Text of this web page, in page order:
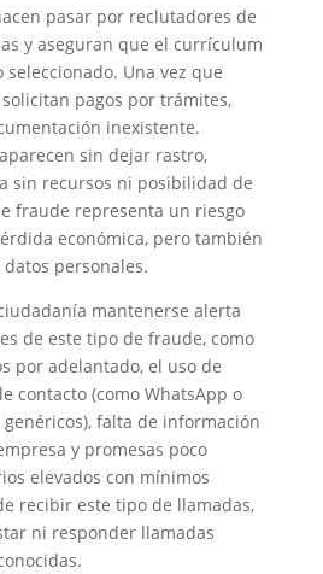
pasar por reclutadores de
y aseguran que el currículum
Una vez que
pagos por trámites,
inexistente.
sin dejar rastro,
sin recursos ni posibilidad de
fraude representa un riesgo
económica, pero también
personales.
mantenerse alerta
de este tipo de fraude, como
por adelantado, el uso de
contacto (como WhatsApp o
falta de información
y promesas poco
elevados con mínimos
recibir este tipo de llamadas,
ni responder llamadas